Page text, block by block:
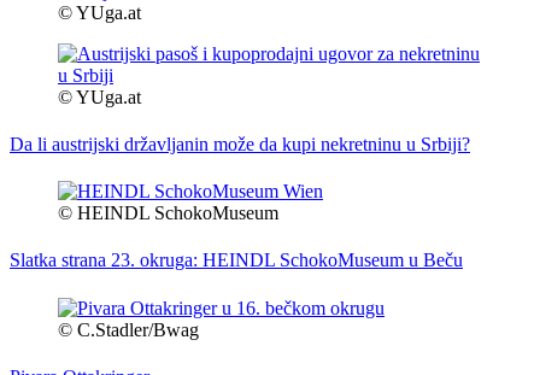
© YUga.at
© YUga.at
Da li austrijski državljanin može da kupi nekretninu u Srbiji?
© HEINDL SchokoMuseum
Slatka strana 23. okruga: HEINDL SchokoMuseum u Beču
© C.Stadler/Bwag